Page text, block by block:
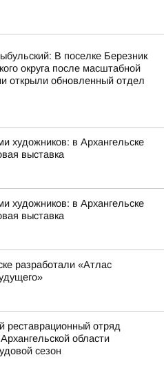
В поселке Березник
округа после масштабной
открыли обновленный отдел
художников: в Архангельске
выставка
художников: в Архангельске
выставка
разработали «Атлас
реставрационный отряд
области
сезон